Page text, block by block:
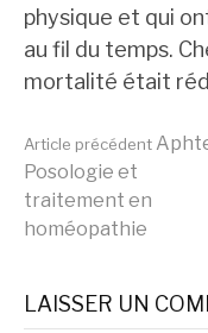
physique et qui
au fil du temps.
mortalité était
Lire
la
Article précédent
Posologie et
traitement en
homéopathie
LAISSER UN